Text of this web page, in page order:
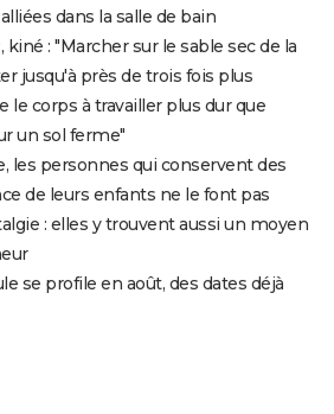
dans la salle de bain
kiné : "Marcher sur le sable sec de la
jusqu'à près de trois fois plus
le corps à travailler plus dur que
un sol ferme"
les personnes qui conservent des
de leurs enfants ne le font pas
: elles y trouvent aussi un moyen
se profile en août, des dates déjà